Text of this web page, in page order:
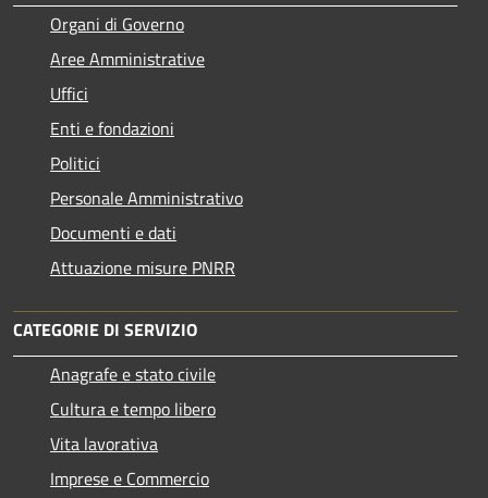
Organi di Governo
Aree Amministrative
Uffici
Enti e fondazioni
Politici
Personale Amministrativo
Documenti e dati
Attuazione misure PNRR
CATEGORIE DI SERVIZIO
Anagrafe e stato civile
Cultura e tempo libero
Vita lavorativa
Imprese e Commercio